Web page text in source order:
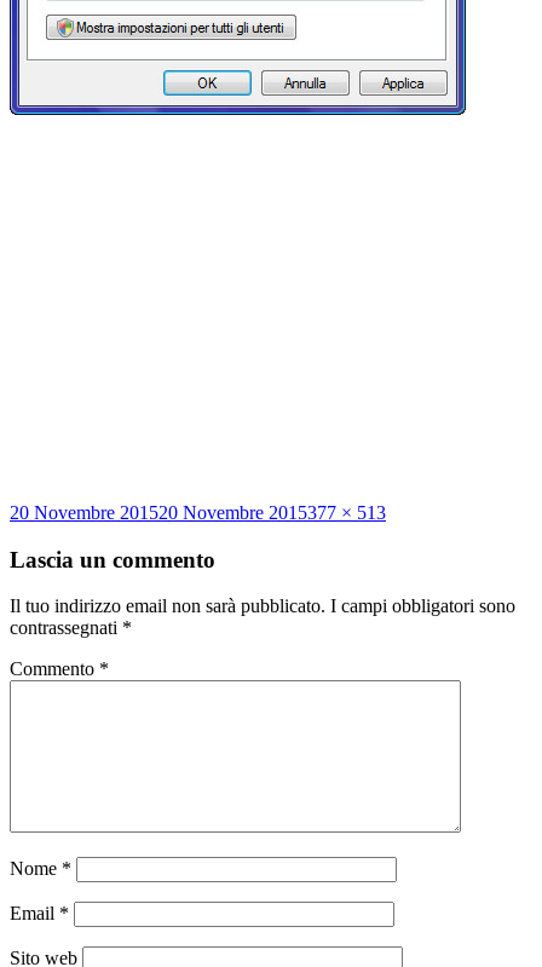
Scritto
20 Novembre 201520 Novembre 2015Dimensione
377 × 513
Lascia un commento
Il tuo indirizzo email non sarà pubblicato. I campi obbligatori sono
contrassegnati *
Commento *
Nome *
Email *
Sito web